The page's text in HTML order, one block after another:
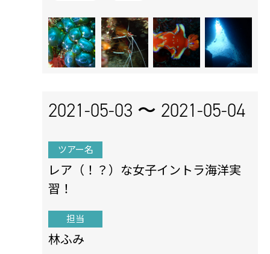
2021-05-03 〜 2021-05-04
ツアー名
レア（！？）な女子イントラ海洋実
習！
担当
林ふみ